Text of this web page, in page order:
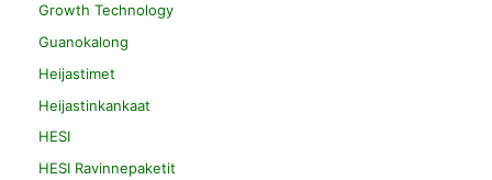
Growth Technology
Guanokalong
Heijastimet
Heijastinkankaat
HESI
HESI Ravinnepaketit